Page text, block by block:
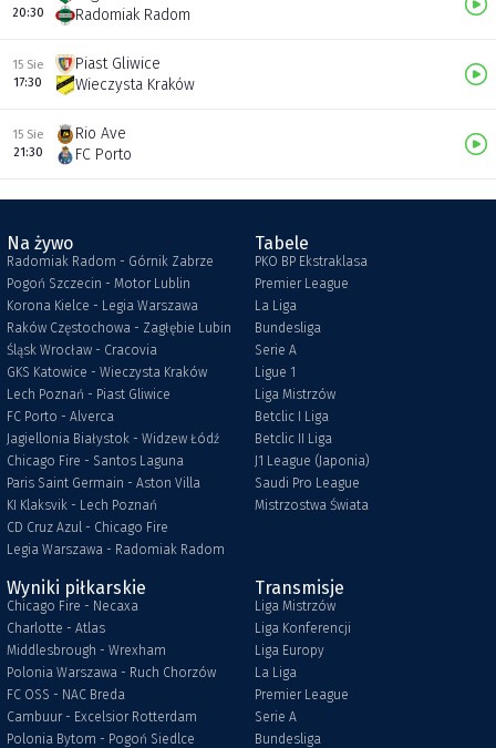
20:30
Radomiak Radom
15 Sie
17:30
Piast Gliwice
Wieczysta Kraków
15 Sie
21:30
Rio Ave
FC Porto
Na żywo
Radomiak Radom - Górnik Zabrze
Pogoń Szczecin - Motor Lublin
Korona Kielce - Legia Warszawa
Raków Częstochowa - Zagłębie Lubin
Śląsk Wrocław - Cracovia
GKS Katowice - Wieczysta Kraków
Lech Poznań - Piast Gliwice
FC Porto - Alverca
Jagiellonia Białystok - Widzew Łódź
Chicago Fire - Santos Laguna
Paris Saint Germain - Aston Villa
KI Klaksvik - Lech Poznań
CD Cruz Azul - Chicago Fire
Legia Warszawa - Radomiak Radom
Tabele
PKO BP Ekstraklasa
Premier League
La Liga
Bundesliga
Serie A
Ligue 1
Liga Mistrzów
Betclic I Liga
Betclic II Liga
J1 League (Japonia)
Saudi Pro League
Mistrzostwa Świata
Wyniki piłkarskie
Chicago Fire - Necaxa
Charlotte - Atlas
Middlesbrough - Wrexham
Polonia Warszawa - Ruch Chorzów
FC OSS - NAC Breda
Cambuur - Excelsior Rotterdam
Polonia Bytom - Pogoń Siedlce
Transmisje
Liga Mistrzów
Liga Konferencji
Liga Europy
La Liga
Premier League
Serie A
Bundesliga